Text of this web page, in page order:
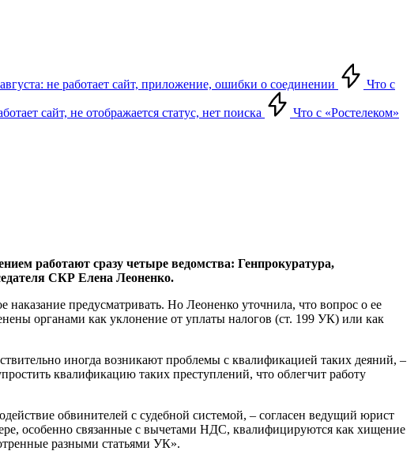
не работает сайт, приложение, ошибки о соединении Что с
сайт, не отображается статус, нет поиска
Что с «Ростелеком»
работают сразу четыре ведомства: Генпрокуратура,
СКР Елена Леоненко.
предусматривать. Но Леоненко уточнила, что вопрос о ее
органами как уклонение от уплаты налогов (ст. 199 УК) или как
иногда возникают проблемы с квалификацией таких деяний, –
квалификацию таких преступлений, что облегчит работу
обвинителей с судебной системой, – согласен ведущий юрист
особенно связанные с вычетами НДС, квалифицируются как хищение
разными статьями УК».